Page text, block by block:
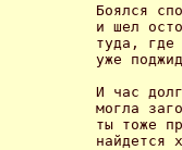
Боялся
и шел
туда, где
уже
И час
могла
ты тоже
найдется